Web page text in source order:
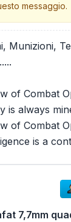
messaggio.
Munizioni,
of Combat
is always
of Combat
is a
7,7mm